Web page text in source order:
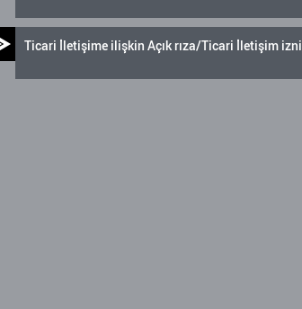
Ticari İletişime ilişkin Açık rıza/Ticari İletişim izni